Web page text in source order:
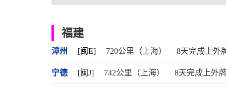
福建
漳州 [闽E] 720公里（上海） 8天完成上外
宁德 [闽J] 742公里（上海） 8天完成上外